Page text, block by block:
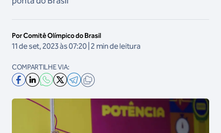
Por Comitê Olímpico do Brasil
11 de set, 2023 às 07:20 | 2 min de leitura
COMPARTILHE VIA: